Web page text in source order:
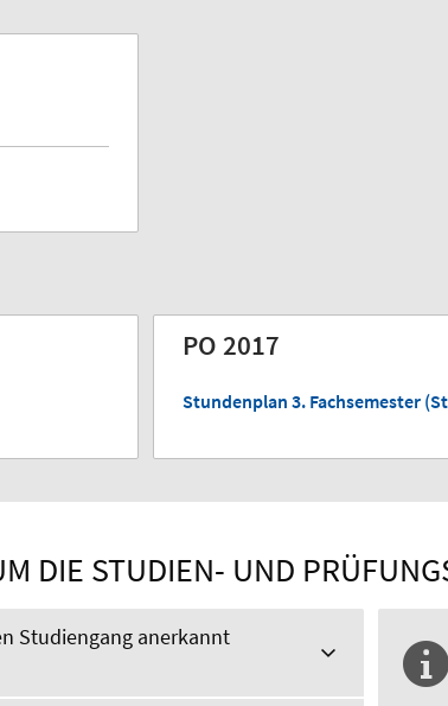
PO 2017
Stundenplan 3. Fachsemester
DIE STUDIEN- UND
Studiengang anerkannt